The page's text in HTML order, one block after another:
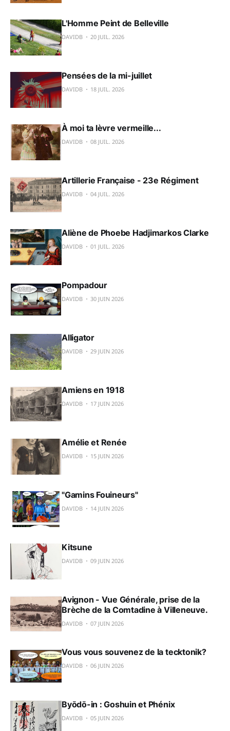
L'Homme Peint de Belleville
DAVIDB 20 JUIL. 2026
Pensées de la mi-juillet
DAVIDB 18 JUIL. 2026
À moi ta lèvre vermeille...
DAVIDB 08 JUIL. 2026
Artillerie Française - 23e Régiment
DAVIDB 04 JUIL. 2026
Aliène de Phoebe Hadjimarkos Clarke
DAVIDB 01 JUIL. 2026
Pompadour
DAVIDB 30 JUIN 2026
Alligator
DAVIDB 29 JUIN 2026
Amiens en 1918
DAVIDB 17 JUIN 2026
Amélie et Renée
DAVIDB 15 JUIN 2026
"Gamins Fouineurs"
DAVIDB 14 JUIN 2026
Kitsune
DAVIDB 09 JUIN 2026
Avignon - Vue Générale, prise de la
Brèche de la Comtadine à Villeneuve.
DAVIDB 07 JUIN 2026
Vous vous souvenez de la tecktonik?
DAVIDB 06 JUIN 2026
Byōdō-in : Goshuin et Phénix
DAVIDB 05 JUIN 2026